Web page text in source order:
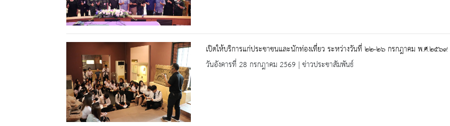
เปิดให้บริการแก่ประชาชนและนักท่องเที่ยว ระหว่างวันที่ ๒๒-๒๖ กรกฎาคม พ.ศ.๒๕๖๙
วันอังคารที่ 28 กรกฎาคม 2569 | ข่าวประชาสัมพันธ์